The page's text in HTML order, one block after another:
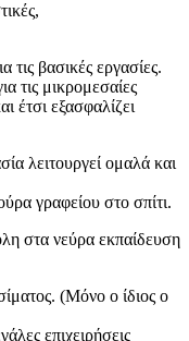
τις βασικές εργασίες.
τις μικρομεσαίες
έτσι εξασφαλίζει
λειτουργεί ομαλά και
γραφείου στο σπίτι.
στα νεύρα εκπαίδευση
(Μόνο ο ίδιος ο
επιχειρήσεις